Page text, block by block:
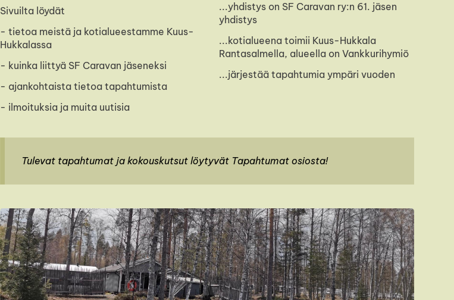
Sivuilta löydät
- tietoa meistä ja kotialueestamme Kuus-
Hukkalassa
- kuinka liittyä SF Caravan jäseneksi
- ajankohtaista tietoa tapahtumista
- ilmoituksia ja muita uutisia
...yhdistys on SF Caravan ry:n 61. jäsen
yhdistys
...kotialueena toimii Kuus-Hukkala
Rantasalmella, alueella on Vankkurihymiö
...järjestää tapahtumia ympäri vuoden
Tulevat tapahtumat ja kokouskutsut löytyvät Tapahtumat osiosta!